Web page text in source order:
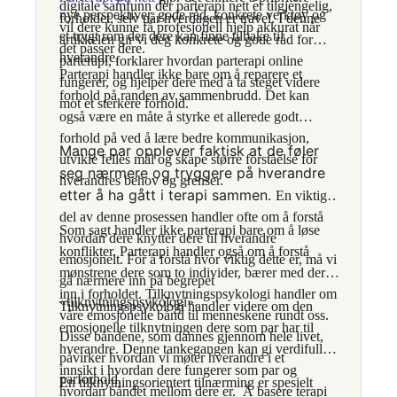
nye perspektiver, gode råd, konkrete verktøy og
et trygt rom der dere kan finne tilbake til
hverandre.
digitale samfunn der parterapi nett er tilgjengelig,
vil dere kunne få profesjonell hjelp akkurat når
det passer dere.
forholdet, selv når hverdagen er travel. I denne
artikkelen gir vi deg konkrete og gode råd for
parterapi, forklarer hvordan parterapi online
fungerer, og hjelper dere med å ta steget videre
mot et sterkere forhold.
Parterapi handler ikke bare om å reparere et
forhold på randen av sammenbrudd. Det kan
også være en måte å styrke et allerede godt
forhold på ved å lære bedre kommunikasjon,
utvikle felles mål og skape større forståelse for
hverandres behov og grenser.
Mange par opplever faktisk at de føler
seg nærmere og tryggere på hverandre
etter å ha gått i terapi sammen. En viktig
del av denne prosessen handler ofte om å forstå
hvordan dere knytter dere til hverandre
emosjonelt. For å forstå hvor viktig dette er, må vi
gå nærmere inn på begrepet
«tilknytningspsykologi».
Som sagt handler ikke parterapi bare om å løse
konflikter. Parterapi handler også om å forstå
mønstrene dere som to individer, bærer med dere
inn i forholdet. Tilknytningspsykologi handler om
våre emosjonelle bånd til menneskene rundt oss.
Disse båndene, som dannes gjennom hele livet,
påvirker hvordan vi møter hverandre i et
parforhold.
Tilknytningspsykologi handler videre om den
emosjonelle tilknytningen dere som par har til
hverandre. Denne tankegangen kan gi verdifull
innsikt i hvordan dere fungerer som par og
hvordan båndet mellom dere er. Å basere terapi
En tilknytningsorientert tilnærming er spesielt